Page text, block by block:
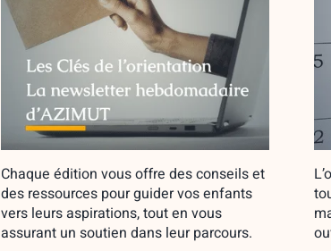
Chaque édition vous offre des conseils et
des ressources pour guider vos enfants
vers leurs aspirations, tout en vous
assurant un soutien dans leur parcours.